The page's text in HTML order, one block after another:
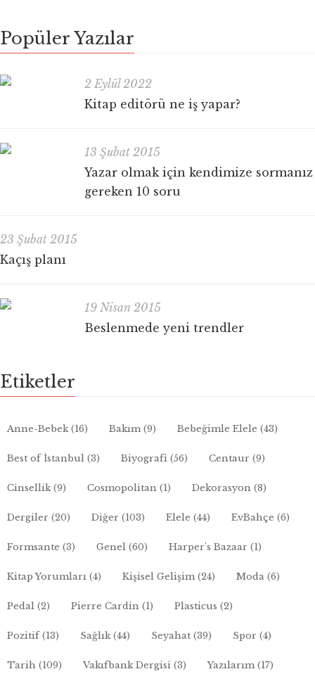
Popüler Yazılar
2 Eylül 2022
Kitap editörü ne iş yapar?
13 Şubat 2015
Yazar olmak için kendimize sormanız
gereken 10 soru
23 Şubat 2015
Kaçış planı
19 Nisan 2015
Beslenmede yeni trendler
Etiketler
Anne-Bebek(16) Bakım(9) Bebeğimle Elele (43)
Best of İstanbul (3) Biyografi (56) Centaur (9)
Cinsellik(9) Cosmopolitan (1) Dekorasyon (8)
Dergiler (20) Diğer (103) Elele (44) EvBahçe (6)
Formsante (3) Genel (60) Harper's Bazaar (1)
Kitap Yorumları (4) Kişisel Gelişim(24) Moda (6)
Pedal (2) Pierre Cardin (1) Plasticus (2)
Pozitif(13) Sağlık(44) Seyahat (39) Spor (4)
Tarih (109) Vakıfbank Dergisi (3) Yazılarım(17)